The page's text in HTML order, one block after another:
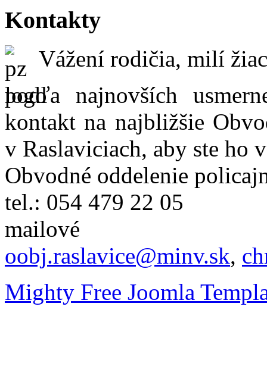
Kontakty
Vážení rodičia, milí
podľa najnovších
kontakt na najbližšie
v Raslaviciach, aby ste ho
Obvodné oddelenie
tel.: 054 479 22 05
oobj.raslavice@minv.sk,
Mighty Free Joomla